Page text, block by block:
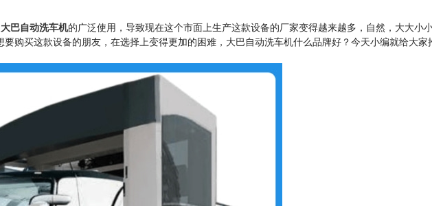
大巴自动洗车机的广泛使用，导致现在这个市面上生产这款设备的厂家变得越来越多，自然，大大小
购买这款设备的朋友，在选择上变得更加的困难，大巴自动洗车机什么品牌好？今天小编就给大家